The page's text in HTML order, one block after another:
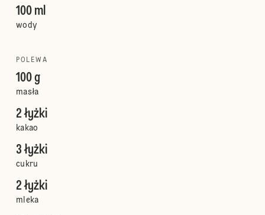
100 ml
wody
POLEWA
100 g
masła
2 łyżki
kakao
3 łyżki
cukru
2 łyżki
mleka